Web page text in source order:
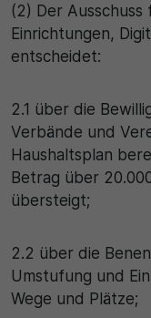
(2) Der
Einrichtungen,
entscheidet:
2.1 über die
Verbände und
Haushaltsplan
Betrag über
übersteigt;
2.2 über die
Umstufung und
Wege und Plätze;